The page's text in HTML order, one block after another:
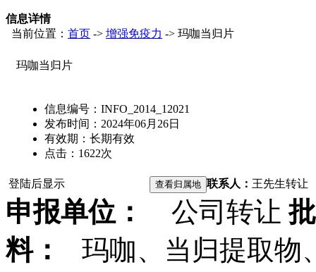
信息详情
当前位置： 首页 -> 增强免疫力 -> 玛咖当归片
玛咖当归片
信息编号： INFO_2014_12021
发布时间： 2024年06月26日
有效期： 长期有效
点击： 1622次
登陆后显示 联系人： 王先生转让
申报单位： 公司转让
料：
玛咖、当归提取物